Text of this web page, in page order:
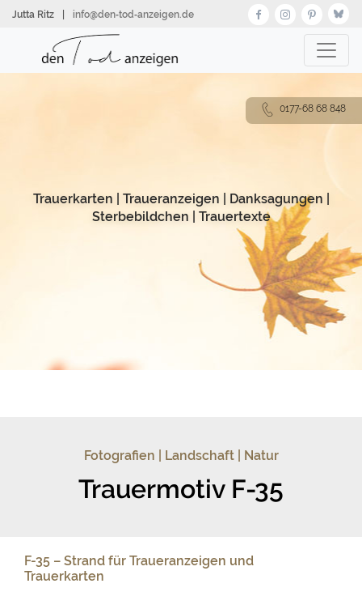
zumJutta Ritz info@den‑tod‑anzeigen.de
Trauerkarten Traueranzeigen Danksagungen
Sterbebildchen
Trauertexte
Fotografien | Landschaft | Natur
Trauermotiv F-35
F-35 – Strand für Traueranzeigen und
Trauerkarten
0177-68 68 848